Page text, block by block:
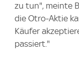
zu tun", meinte
die Otro-Aktie
Käufer
passiert."